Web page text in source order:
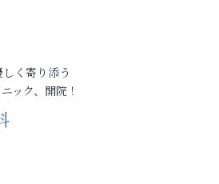
く寄り添う
ック、開院！